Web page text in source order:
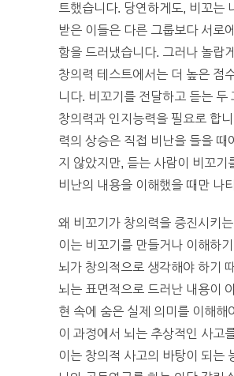
트했습니다. 당연하게도, 비꼬는
받은 이들은 다른 그룹보다 서로
함을 드러냈습니다. 그러나 놀랍
창의력 테스트에서는 더 높은 점
니다. 비꼬기를 전달하고 듣는 두
창의력과 인지능력을 필요로 합
력의 상승은 직접 비난을 들을 때
지 않았지만, 듣는 사람이 비꼬기
비난의 내용을 이해했을 때만 나
왜 비꼬기가 창의력을 증진시키
이는 비꼬기를 만들거나 이해하
뇌가 창의적으로 생각해야 하기
뇌는 표면적으로 드러난 내용이
현 속에 숨은 실제 의미를 이해해
이 과정에서 뇌는 추상적인 사고
이는 창의적 사고의 바탕이 되는